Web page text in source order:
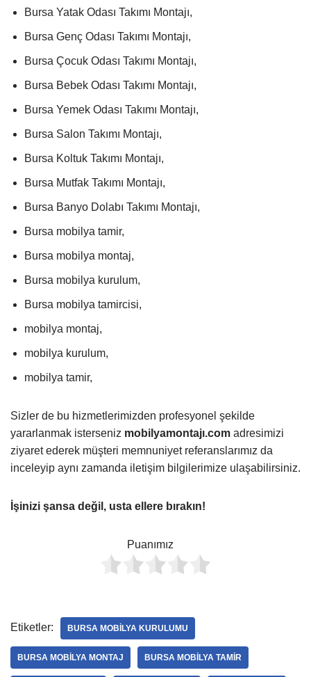
Bursa Yatak Odası Takımı Montajı,
Bursa Genç Odası Takımı Montajı,
Bursa Çocuk Odası Takımı Montajı,
Bursa Bebek Odası Takımı Montajı,
Bursa Yemek Odası Takımı Montajı,
Bursa Salon Takımı Montajı,
Bursa Koltuk Takımı Montajı,
Bursa Mutfak Takımı Montajı,
Bursa Banyo Dolabı Takımı Montajı,
Bursa mobilya tamir,
Bursa mobilya montaj,
Bursa mobilya kurulum,
Bursa mobilya tamircisi,
mobilya montaj,
mobilya kurulum,
mobilya tamir,
Sizler de bu hizmetlerimizden profesyonel şekilde
yararlanmak isterseniz mobilyamontajı.com adresimizi
ziyaret ederek müşteri memnuniyet referanslarımız da
inceleyip aynı zamanda iletişim bilgilerimize ulaşabilirsiniz.
İşinizi şansa değil, usta ellere bırakın!
Puanımız
Etiketler: BURSA MOBILYA KURULUMU
BURSA MOBILYA MONTAJ BURSA MOBILYA TAMIR